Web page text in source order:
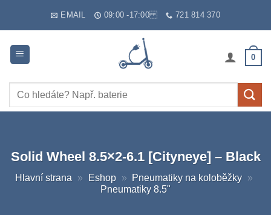
EMAIL 09:00 -17:00 721 814 370
0
Hledat:
Solid Wheel 8.5×2-6.1 [Cityneye] – Black
Hlavní strana » Eshop » Pneumatiky na koloběžky »
Pneumatiky 8.5"